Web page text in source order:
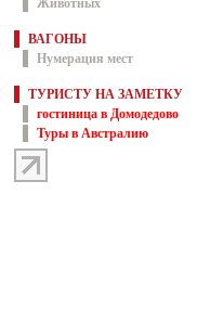
Животных
ВАГОНЫ
Нумерация мест
ТУРИСТУ НА ЗАМЕТКУ
гостиница в Домодедово
Туры в Австралию